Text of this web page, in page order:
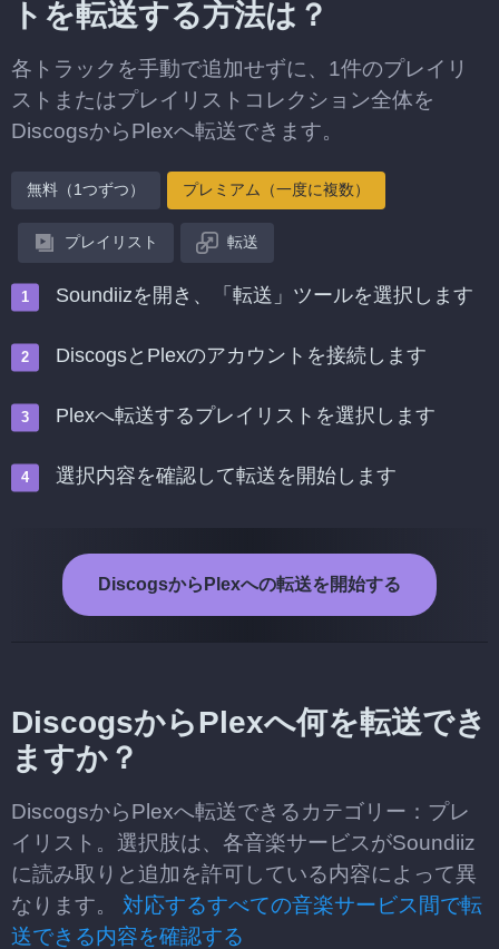
トを転送する方法は？
各トラックを手動で追加せずに、1件のプレイリ
ストまたはプレイリストコレクション全体を
DiscogsからPlexへ転送できます。
無料（1つずつ） プレミアム（一度に複数）
プレイリスト 転送
Soundiizを開き、「転送」ツールを選択します
DiscogsとPlexのアカウントを接続します
Plexへ転送するプレイリストを選択します
選択内容を確認して転送を開始します
DiscogsからPlexへの転送を開始する
DiscogsからPlexへ何を転送でき
ますか？
DiscogsからPlexへ転送できるカテゴリー：プレ
イリスト。選択肢は、各音楽サービスがSoundiiz
に読み取りと追加を許可している内容によって異
なります。 対応するすべての音楽サービス間で転
送できる内容を確認する